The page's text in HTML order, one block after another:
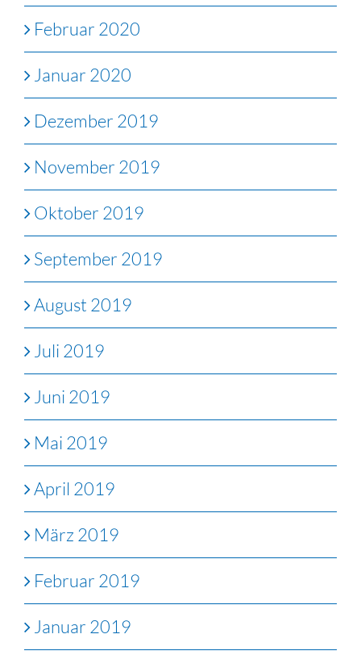
Februar 2020
Januar 2020
Dezember 2019
November 2019
Oktober 2019
September 2019
August 2019
Juli 2019
Juni 2019
Mai 2019
April 2019
März 2019
Februar 2019
Januar 2019